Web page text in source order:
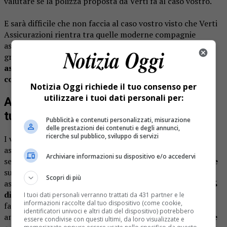
E sarà difficile che non faccia al caso vostro visto che Verti
Assicurazioni rientra tra quelle moderne compagnie
assicurative online che, rispetto alle filiali fisiche, sono in
grado di presentare ai propri clientiproposte di
assicurazione auto online a prezzi sempre più
competitivi
Assicurazione auto online con Verti:
tutti i vantaggi
I vantaggi di scegliere Verti per la stipula della propria
assicurazione auto online sono molteplici. Prima di tutto,
se hai già una polizza auto, puoi ricevere losconto cliente
sull’acquisto di un’altra polizza. In che modo? Se vuoi
assicurare anche una seconda auto o la tua moto, hai il
5%
di sconto . Se vuoi assicurare anche la tua casa e la tua
famiglia, hai il10% di sconto. Mentre se vuoi assicurare
anche il tuo furgone, hai il3% di sconto sull’RC Furgone
Notizia Oggi richiede il tuo consenso per
utilizzare i tuoi dati personali per:
Pubblicità e contenuti personalizzati, misurazione
delle prestazioni dei contenuti e degli annunci,
ricerche sul pubblico, sviluppo di servizi
Archiviare informazioni su dispositivo e/o accedervi
Scopri di più
I tuoi dati personali verranno trattati da 431 partner e le
informazioni raccolte dal tuo dispositivo (come cookie,
identificatori univoci e altri dati del dispositivo) potrebbero
essere condivise con questi ultimi, da loro visualizzate e